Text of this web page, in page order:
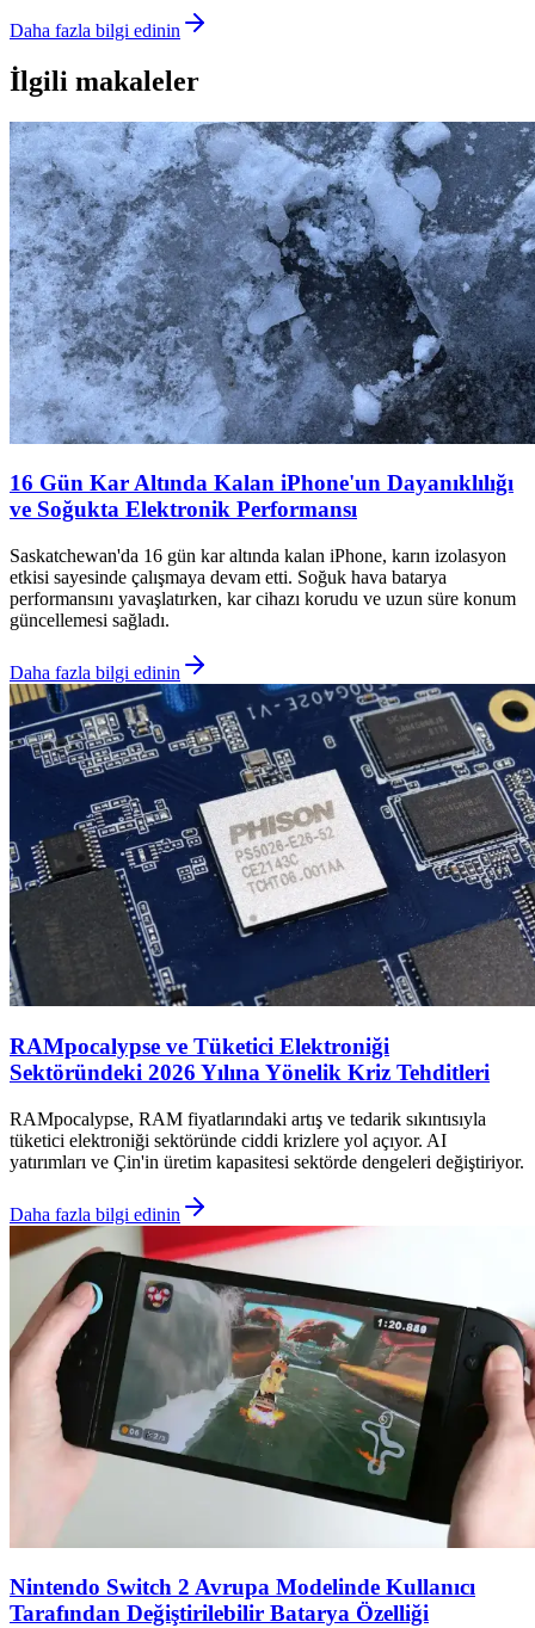
Daha fazla bilgi edinin
İlgili makaleler
16 Gün Kar Altında Kalan iPhone'un Dayanıklılığı
ve Soğukta Elektronik Performansı
Saskatchewan'da 16 gün kar altında kalan iPhone, karın izolasyon
etkisi sayesinde çalışmaya devam etti. Soğuk hava batarya
performansını yavaşlatırken, kar cihazı korudu ve uzun süre konum
güncellemesi sağladı.
Daha fazla bilgi edinin
RAMpocalypse ve Tüketici Elektroniği
Sektöründeki 2026 Yılına Yönelik Kriz Tehditleri
RAMpocalypse, RAM fiyatlarındaki artış ve tedarik sıkıntısıyla
tüketici elektroniği sektöründe ciddi krizlere yol açıyor. AI
yatırımları ve Çin'in üretim kapasitesi sektörde dengeleri değiştiriyor.
Daha fazla bilgi edinin
Nintendo Switch 2 Avrupa Modelinde Kullanıcı
Tarafından Değiştirilebilir Batarya Özelliği